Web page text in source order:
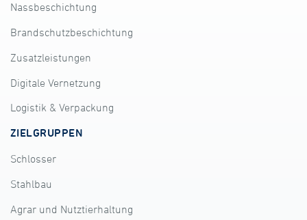
Nassbeschichtung
Brandschutzbeschichtung
Zusatzleistungen
Digitale Vernetzung
Logistik & Verpackung
ZIELGRUPPEN
Schlosser
Stahlbau
Agrar und Nutztierhaltung